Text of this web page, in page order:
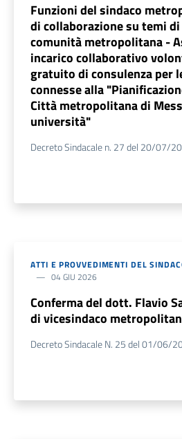
Funzioni del sindaco
di collaborazione su temi
comunità metropolitana -
incarico collaborativo
gratuito di consulenza per
connesse alla
Città metropolitana di
università"
Decreto Sindacale n. 27 del 20/07/
ATTI E PROVVEDIMENTI DEL
04 GIU 2026
Conferma del dott. Flavio
di vicesindaco
Decreto Sindacale N. 25 del 01/06/